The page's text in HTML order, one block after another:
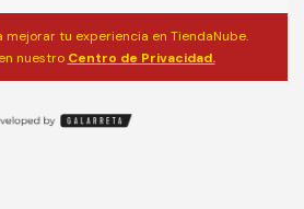
mejorar tu experiencia en TiendaNube.
nuestro Centro de Privacidad.